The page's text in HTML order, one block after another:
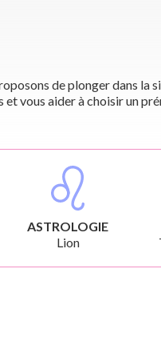
de plonger dans la
vous aider à choisir un
ASTROLOGIE
Lion